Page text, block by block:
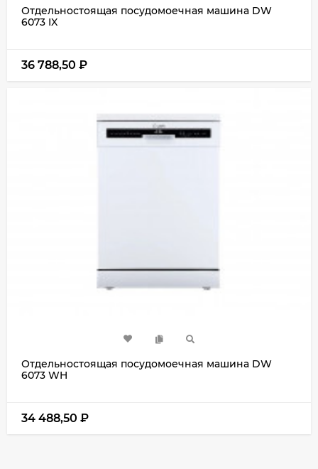
Отдельностоящая посудомоечная машина DW
6073 IX
36 788,50 ₽
Отдельностоящая посудомоечная машина DW
6073 WH
34 488,50 ₽